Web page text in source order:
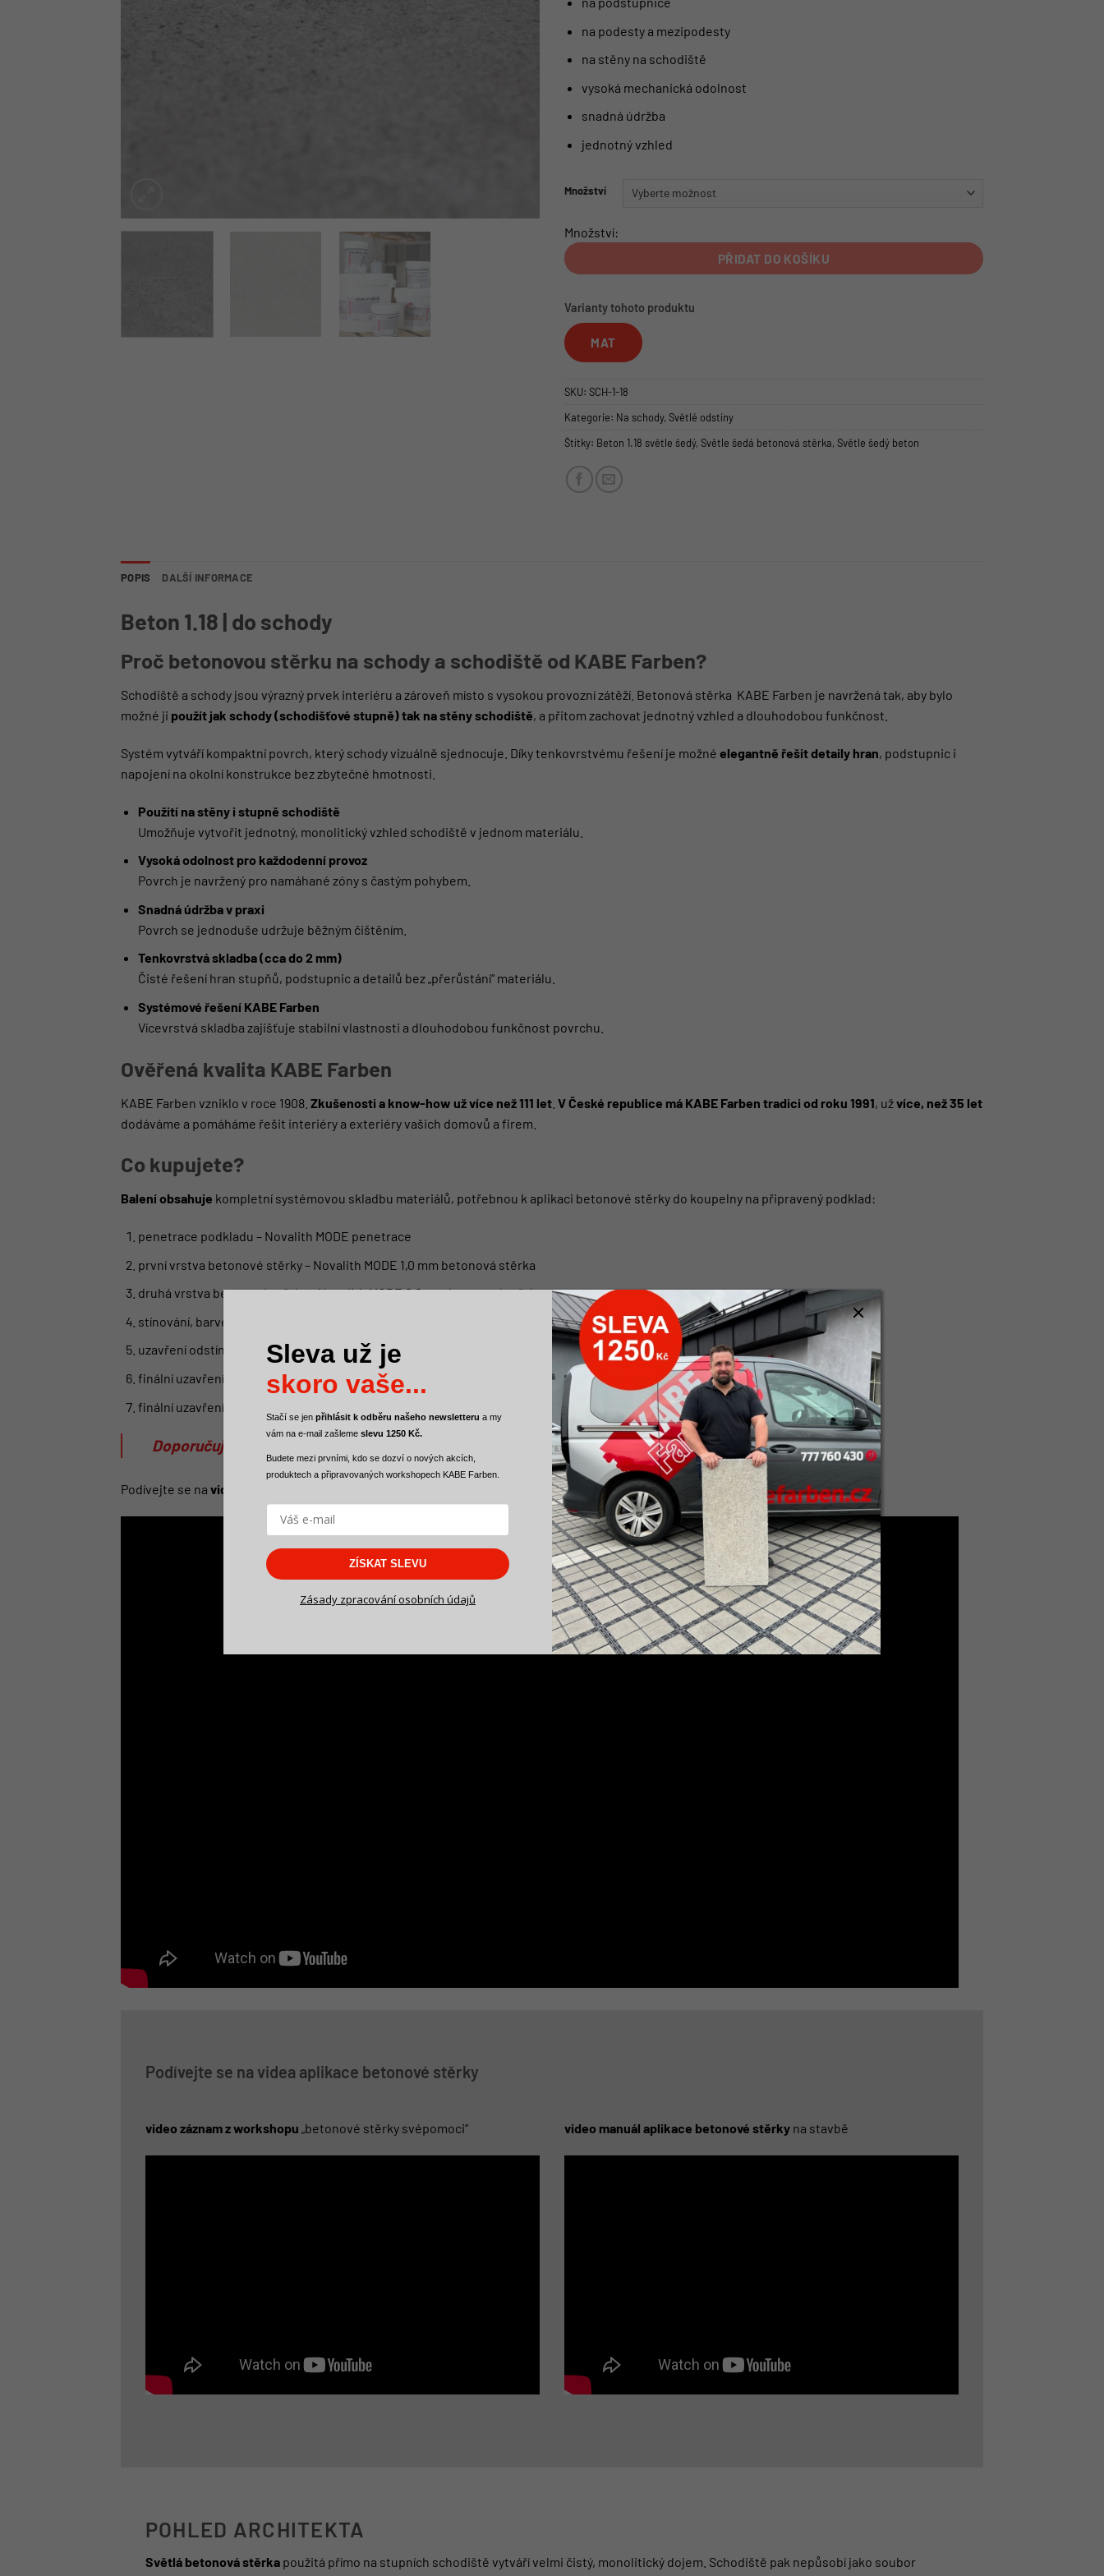
na podesty a mezipodesty
na stěny na schodiště
vysoká mechanická odolnost
snadná údržba
jednotný vzhled
Množství
Množství:
PŘIDAT DO KOŠÍKU
Varianty tohoto produktu
MAT
SKU: SCH-1-18
Kategorie: Na schody, Světlé odstíny
Štítky: Beton 1.18 světle šedý, Světle šedá betonová stěrka, Světle šedý beton
POPIS DALŠÍ INFORMACE
Beton 1.18 | do schody
Proč betonovou stěrku na schody a schodiště od KABE Farben?
Schodiště a schody jsou výrazný prvek interiéru a zároveň místo s vysokou provozní zátěží. Betonová stěrka KABE Farben je navržená tak, aby bylo
možné ji použít jak schody (schodišťové stupně) tak na stěny schodiště, a přitom zachovat jednotný vzhled a dlouhodobou funkčnost.
Systém vytváří kompaktní povrch, který schody vizuálně sjednocuje. Díky tenkovrstvému řešení je možné elegantně řešit detaily hran, podstupnic i
napojení na okolní konstrukce bez zbytečné hmotnosti.
Použití na stěny i stupně schodiště
Umožňuje vytvořit jednotný, monolitický vzhled schodiště v jednom materiálu.
Vysoká odolnost pro každodenní provoz
Povrch je navržený pro namáhané zóny s častým pohybem.
Snadná údržba v praxi
Povrch se jednoduše udržuje běžným čištěním.
Tenkovrstvá skladba (cca do 2 mm)
Čisté řešení hran stupňů, podstupnic a detailů bez „přerůstání“ materiálu.
Systémové řešení KABE Farben
Vícevrstvá skladba zajišťuje stabilní vlastnosti a dlouhodobou funkčnost povrchu.
Ověřená kvalita KABE Farben
KABE Farben vzniklo v roce 1908. Zkušenosti a know-how už více než 111 let V České republice má KABE Farben tradici od roku 1991, užvíce, než 35 let
dodáváme a pomáháme řešit interiéry a exteriéry vašich domovů a firem.
Co kupujete?
Balení obsahuje kompletní systémovou skladbu materiálů, potřebnou k aplikaci betonové stěrky do koupelny na připravený podklad:
penetrace podkladu – Novalith MODE penetrace
první vrstva betonové stěrky – Novalith MODE 1,0 mm betonová stěrka
druhá vrstva betonové stěrky – Novalith MODE 0,0 mm betonová stěrka
stínování, barvení – Lazur MODE W – probarvená
uzavření odstínu – Lazur MODE W – transparent
finální uzavření proti vodě a mechanickému poškození – EPOX 2K podlahový lak LESK
finální uzavření proti vodě – PUR lak MAT
Doporučujeme si doma udělat zkušební vzorek před lazurováním barevnou lazurou.
Podívejte se na video vzorník Beton 1.18 na schody.
Podívejte se na videa aplikace betonové stěrky
video záznam z workshopu „betonové stěrky svépomoci“ video manuál aplikace betonové stěrky na stavbě
POHLED ARCHITEKTA
Světlá betonová stěrkapoužitá přímo na stupních schodiště vytváří velmi čistý, monolitický dojem. Schodiště pak nepůsobí jako soubor
Sleva už je
skoro vaše...
Stačí se jen přihlásit k odběru našeho newsletteru a my
vám na e-mail zašleme slevu 1250 Kč.
Budete mezi prvními, kdo se dozví o nových akcích,
produktech a připravovaných workshopech KABE Farben.
ZÍSKAT SLEVU
Zásady zpracování osobních údajů